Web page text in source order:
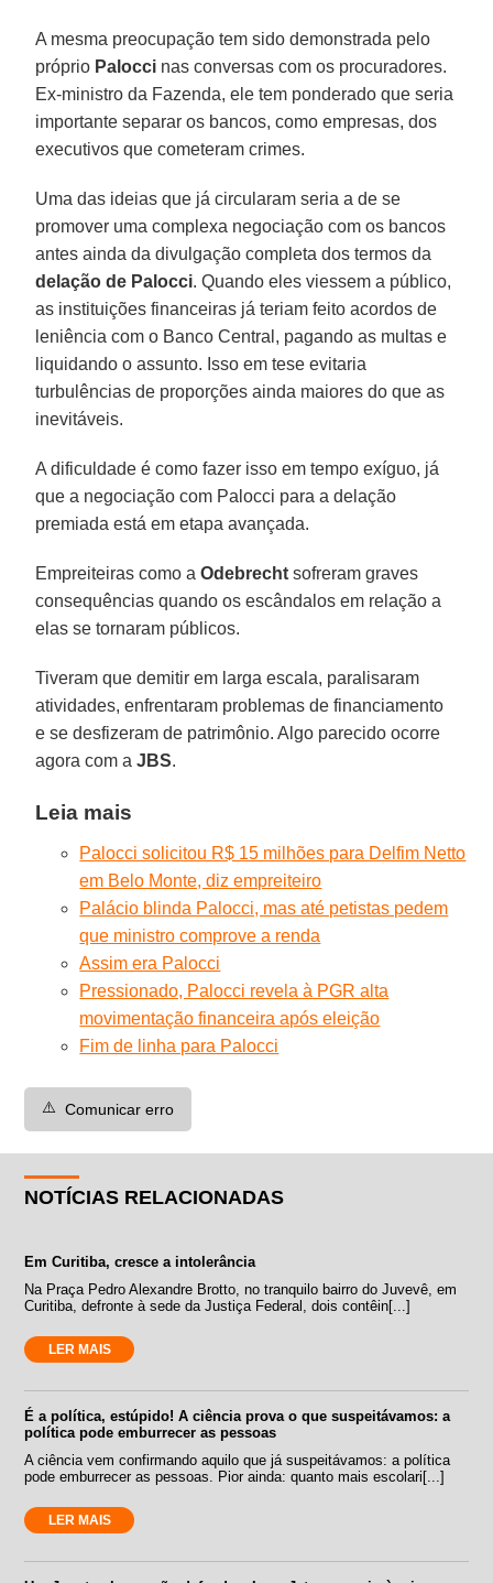
A mesma preocupação tem sido demonstrada pelo
próprio Palocci nas conversas com os procuradores.
Ex-ministro da Fazenda, ele tem ponderado que seria
importante separar os bancos, como empresas, dos
executivos que cometeram crimes.
Uma das ideias que já circularam seria a de se
promover uma complexa negociação com os bancos
antes ainda da divulgação completa dos termos da
delação de Palocci. Quando eles viessem a público,
as instituições financeiras já teriam feito acordos de
leniência com o Banco Central, pagando as multas e
liquidando o assunto. Isso em tese evitaria
turbulências de proporções ainda maiores do que as
inevitáveis.
A dificuldade é como fazer isso em tempo exíguo, já
que a negociação com Palocci para a delação
premiada está em etapa avançada.
Empreiteiras como aOdebrecht sofreram graves
consequências quando os escândalos em relação a
elas se tornaram públicos.
Tiveram que demitir em larga escala, paralisaram
atividades, enfrentaram problemas de financiamento
e se desfizeram de patrimônio. Algo parecido ocorre
agora com aJBS.
Leia mais
Palocci solicitou R$ 15 milhões para Delfim Netto
em Belo Monte, diz empreiteiro
Palácio blinda Palocci, mas até petistas pedem
que ministro comprove a renda
Assim era Palocci
Pressionado, Palocci revela à PGR alta
movimentação financeira após eleição
Fim de linha para Palocci
⚠️ Comunicar erro
NOTÍCIAS RELACIONADAS
Em Curitiba, cresce a intolerância
Na Praça Pedro Alexandre Brotto, no tranquilo bairro do Juvevê, em
Curitiba, defronte à sede da Justiça Federal, dois contêin[...]
LER MAIS
É a política, estúpido! A ciência prova o que suspeitávamos: a
política pode emburrecer as pessoas
A ciência vem confirmando aquilo que já suspeitávamos: a política
pode emburrecer as pessoas. Pior ainda: quanto mais escolari[...]
LER MAIS